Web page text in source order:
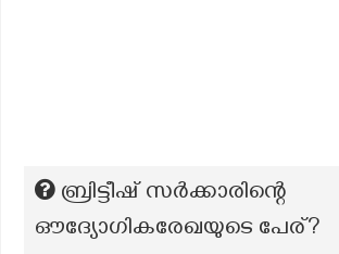
ബ്രിട്ടീഷ് സർക്കാരിന്റെ
ഔദ്യോഗികരേഖയുടെ പേര്?